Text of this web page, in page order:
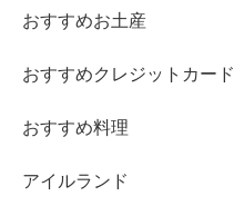
おすすめお土産
おすすめクレジットカード
おすすめ料理
アイルランド